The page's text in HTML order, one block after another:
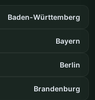
Baden-Württemberg
Bayern
Berlin
Brandenburg